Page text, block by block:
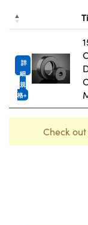
詳
細
規
格
Check